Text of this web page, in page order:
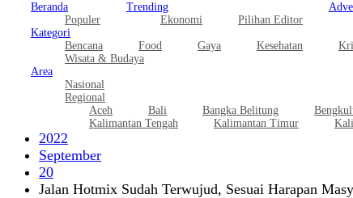
Beranda
Populer
Trending
Ekonomi
Pilihan Editor
Kategori
Bencana
Food Gaya Kesehatan
Wisata & Budaya
Area
Nasional
Regional
Aceh
Bali Bangka Belitung
Kalimantan Tengah
Kalimantan Timur
2022
September
20
Jalan Hotmix Sudah Terwujud, Sesuai Harapan